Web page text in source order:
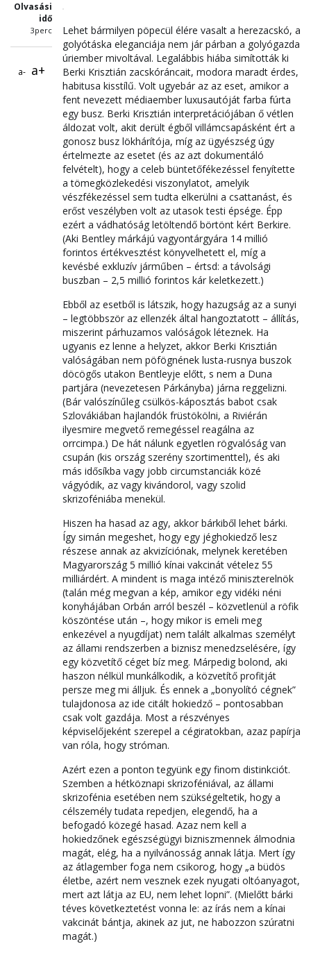
Olvasási
idő
3perc
a- a+
Lehet bármilyen pöpecül élére vasalt a herezacskó, a
golyótáska eleganciája nem jár párban a golyógazda
úriember mivoltával. Legalábbis hiába simították ki
Berki Krisz­tián zacskóráncait, modora maradt érdes,
habitusa kisstílű. Volt ugyebár az az eset, amikor a
fent nevezett médiaember luxus­autóját farba fúrta
egy busz. Berki Krisz­tián­ interpre­tációjában ő vétlen
áldozat volt, akit derült égből villámcsapásként ért a
gonosz busz lökhárítója, míg az ügyészség úgy
értelmezte az esetet (és az azt dokumentáló
felvételt), hogy a celeb büntetőfékezéssel fenyítette
a tömegközlekedési viszonylatot, amelyik
vészfékezéssel sem tudta elkerülni a csattanást, és
erőst veszélyben volt az utasok testi épsége. Épp
ezért a vádhatóság letöltendő börtönt kért Berkire.
(Aki Bentley márkájú vagyontárgyára 14 millió
forintos értékvesztést könyvelhetett el, míg a
kevésbé exkluzív járműben – értsd: a távolsági
buszban – 2,5 millió forintos kár keletkezett.)
Ebből az esetből is látszik, hogy hazugság az a sunyi
– legtöbbször az ellenzék által hangoztatott – állítás,
miszerint párhuzamos valóságok léteznek. Ha
ugyanis ez lenne a helyzet, akkor Berki Krisztián
valóságában nem pöfögnének lusta-rusnya buszok
döcögős utakon Bentleyje előtt, s nem a Duna
partjára (nevezetesen Párkányba) járna reggelizni.
(Bár valószínűleg csülkös-káposztás babot csak
Szlovákiában hajlandók früstökölni, a Riviérán
ilyesmire megvető remegéssel rea­gálna az
orrcimpa.) De hát nálunk egyetlen rögvalóság van
csupán (kis ország szerény szortimenttel), és aki
más idősíkba vagy jobb circumstanciák közé
vágyódik, az vagy kivándorol, vagy szolid
skrizoféniába menekül.
Hiszen ha hasad az agy, akkor bárkiből lehet bárki.
Így simán megeshet, hogy egy jéghokiedző lesz
részese annak az akvizíciónak, melynek keretében
Magyarország 5 millió kínai vakcinát vételez 55
milliárdért. A mindent is maga intéző miniszterelnök
(talán még megvan a kép, amikor egy vidéki néni
konyhájában Orbán arról beszél – közvetlenül a röfik
köszöntése után –, hogy mikor is emeli meg
enkezével a nyugdíjat) nem talált alkalmas személyt
az állami rendszerben a biznisz menedzselésére, így
egy közvetítő céget bíz meg. Márpedig bolond, aki
haszon nélkül munkálkodik, a közvetítő profitját
persze meg mi álljuk. És ennek a „bonyolító cégnek”
tulajdonosa az ide citált hokiedző – pontosabban
csak volt gazdája. Most a részvényes
képviselőjeként szerepel a cégiratokban, azaz papírja
van róla, hogy stróman.
Azért ezen a ponton tegyünk egy finom distinkciót.
Szemben a hétköznapi skrizoféniával, az állami
skrizofénia esetében nem szükségeltetik, hogy a
célszemély tudata repedjen, elegendő, ha a
befogadó közegé hasad. Azaz nem kell a
hokiedzőnek egészségügyi bizniszmennek álmodnia
magát, elég, ha a nyilvánosság annak látja. Mert így
az átlagember foga nem csikorog, hogy „a büdös
életbe, azért nem vesznek ezek nyugati oltóanyagot,
mert azt látja az EU, nem lehet lopni”. (Mielőtt bárki
téves következtetést vonna le: az írás nem a kínai
vakcinát bántja, akinek az jut, ne habozzon szúratni
magát.)